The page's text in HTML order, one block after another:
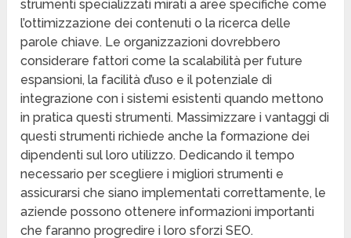
strumenti specializzati mirati a aree specifiche come
l’ottimizzazione dei contenuti o la ricerca delle
parole chiave. Le organizzazioni dovrebbero
considerare fattori come la scalabilità per future
espansioni, la facilità d’uso e il potenziale di
integrazione con i sistemi esistenti quando mettono
in pratica questi strumenti. Massimizzare i vantaggi di
questi strumenti richiede anche la formazione dei
dipendenti sul loro utilizzo. Dedicando il tempo
necessario per scegliere i migliori strumenti e
assicurarsi che siano implementati correttamente, le
aziende possono ottenere informazioni importanti
che faranno progredire i loro sforzi SEO.